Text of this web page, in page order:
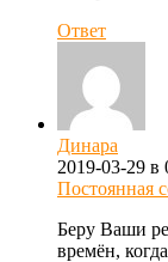
Ответ
Динара
2019-03-29 в
Постоянная
Беру Ваши
времён,